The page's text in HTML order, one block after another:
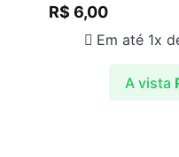
R$ 6,00
A vista
Em até 1x